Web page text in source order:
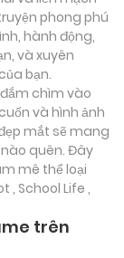
phong phú
hành động,
và xuyên
bạn.
chìm vào
và hình ảnh
mắt sẽ mang
quên. Đây
mê thể loại
, School Life ,
trên